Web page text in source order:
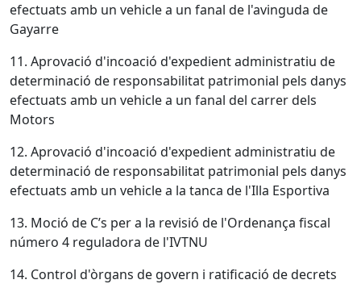
efectuats amb un vehicle a un fanal de l'avinguda de
Gayarre
11. Aprovació d'incoació d'expedient administratiu de
determinació de responsabilitat patrimonial pels danys
efectuats amb un vehicle a un fanal del carrer dels
Motors
12. Aprovació d'incoació d'expedient administratiu de
determinació de responsabilitat patrimonial pels danys
efectuats amb un vehicle a la tanca de l'Illa Esportiva
13. Moció de C’s per a la revisió de l'Ordenança fiscal
número 4 reguladora de l'IVTNU
14. Control d'òrgans de govern i ratificació de decrets